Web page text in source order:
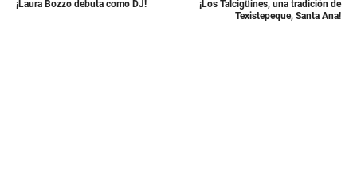
¡Laura Bozzo debuta como DJ!
¡Los Talcigüines, una tradición de
Texistepeque, Santa Ana!